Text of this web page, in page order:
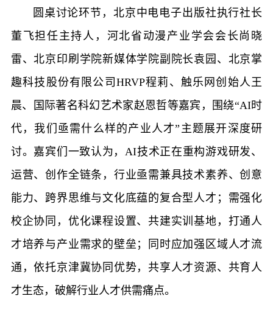
圆桌讨论环节，北京中电电子出版社执行社长
董飞担任主持人，河北省动漫产业学会会长尚晓
雷、北京印刷学院新媒体学院副院长袁园、北京掌
趣科技股份有限公司HRVP程莉、触乐网创始人王
晨、国际著名科幻艺术家赵恩哲等嘉宾，围绕“AI时
代，我们亟需什么样的产业人才”主题展开深度研
讨。嘉宾们一致认为，AI技术正在重构游戏研发、
运营、创作全链条，行业亟需兼具技术素养、创意
能力、跨界思维与文化底蕴的复合型人才；需强化
校企协同，优化课程设置、共建实训基地，打通人
才培养与产业需求的壁垒；同时应加强区域人才流
通，依托京津冀协同优势，共享人才资源、共育人
才生态，破解行业人才供需痛点。